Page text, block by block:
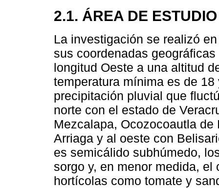
2.1. ÁREA DE ESTUDIO
La investigación se realizó
sus coordenadas
longitud Oeste a una altitud
temperatura mínima es de
precipitación pluvial que
norte con el estado de
Mezcalapa, Ocozocoautla
Arriaga y al oeste con
es semicálido subhúmedo,
sorgo y, en menor medida,
hortícolas como tomate y